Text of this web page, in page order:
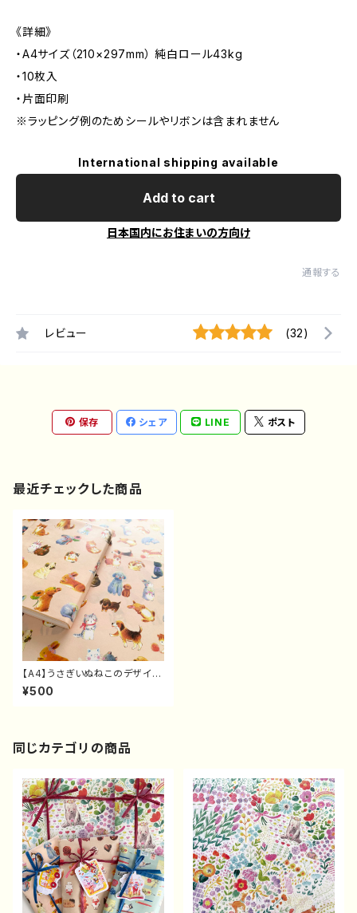
《詳細》
・A4サイズ（210×297mm） 純白ロール43kg
・10枚入
・片面印刷
※ラッピング例のためシールやリボンは含まれません
International shipping available
Add to cart
日本国内にお住まいの方向け
通報する
レビュー (32)
保存 シェア LINE ポスト
最近チェックした商品
【A4】うさぎいぬねこのデザイン
ペーパー（10枚）
¥500
同じカテゴリの商品